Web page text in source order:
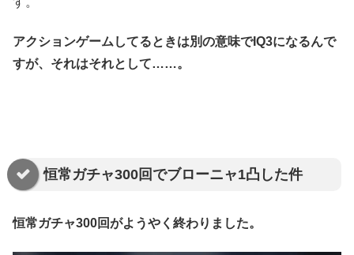
アクションゲームしてるときは別の意味でIQ3になるんで
すが、それはそれとして……。
恒常ガチャ300回でブローニャ1凸した件
恒常ガチャ300回がようやく終わりました。